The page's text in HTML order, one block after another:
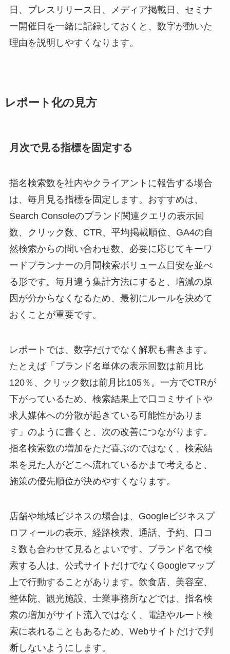
日、プレスリリース日、メディア掲載日、セミナ
ー開催日を一緒に記録しておくと、数字が動いた
理由を説明しやすくなります。
レポート化の見方
月次で見る指標を固定する
指名検索数を社内やクライアントに報告する場合
は、毎月見る指標を固定します。おすすめは、
Search Consoleのブランド関連クエリの表示回
数、クリック数、CTR、平均掲載順位、GA4の自
然検索からの問い合わせ数、必要に応じてキーワ
ードプランナーの月間検索ボリューム目安を並べ
る形です。毎月違う集計方法にすると、増減の原
因が分からなくなるため、最初にルールを決めて
おくことが重要です。
レポートでは、数字だけでなく解釈も書きます。
たとえば「ブランド名単体の表示回数は前月比
120％、クリック数は前月比105％。一方でCTRが
下がっているため、検索結果上で口コミサイトや
求人媒体への分散が起きている可能性がありま
す」のように書くと、次の改善につながります。
指名検索数の増加をただ喜ぶのではなく、検索結
果を見た人がどこへ流れているかまで考えると、
施策の優先順位が決めやすくなります。
店舗や地域ビジネスの場合は、Googleビジネスプ
ロフィールの表示、経路検索、通話、予約、口コ
ミ数も合わせて見るとよいです。ブランド名で検
索する人は、公式サイトだけでなくGoogleマップ
上で行動することがあります。飲食店、美容室、
整体院、観光施設、士業事務所などでは、指名検
索の増加がサイト流入ではなく、電話やルート検
索に表れることもあるため、Webサイトだけで判
断しないようにします。